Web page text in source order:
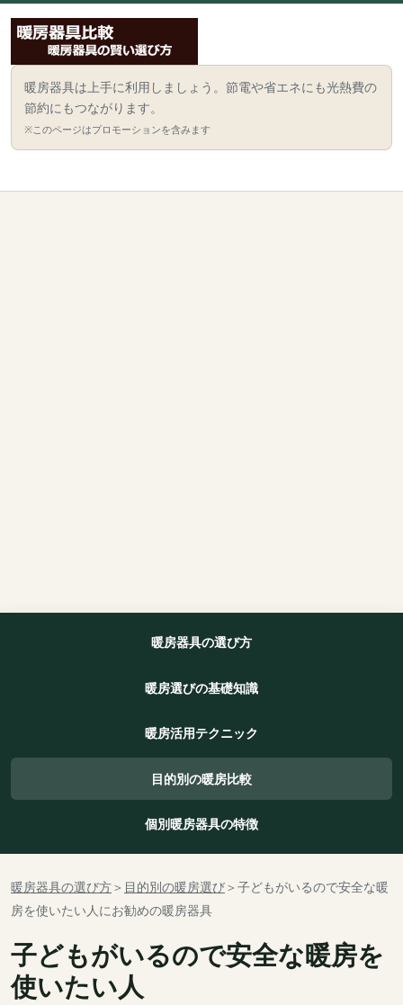
暖房器具は上手に利用しましょう。節電や省エネにも光熱費の
節約にもつながります。
※このページはプロモーションを含みます
暖房器具の選び方
暖房選びの基礎知識
暖房活用テクニック
目的別の暖房比較
個別暖房器具の特徴
暖房器具の選び方＞ 目的別の暖房選び＞ 子どもがいるので安全な暖
房を使いたい人にお勧めの暖房器具
子どもがいるので安全な暖房を
使いたい人